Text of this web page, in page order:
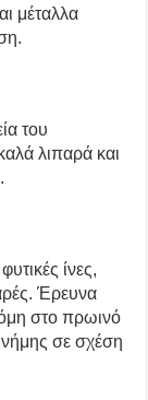
μέταλλα
του
λιπαρά και
ίνες,
Έρευνα
στο πρωινό
σε σχέση